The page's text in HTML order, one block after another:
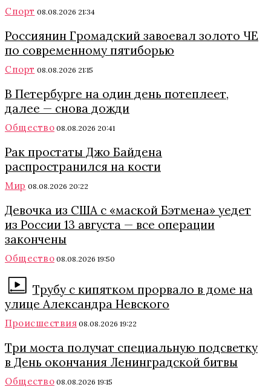
Спорт 08.08.2026 21:34
Россиянин Громадский завоевал золото ЧЕ
по современному пятиборью
Спорт 08.08.2026 21:15
В Петербурге на один день потеплеет,
далее — снова дожди
Общество 08.08.2026 20:41
Рак простаты Джо Байдена
распространился на кости
Мир 08.08.2026 20:22
Девочка из США с «маской Бэтмена» уедет
из России 13 августа — все операции
закончены
Общество 08.08.2026 19:50
Трубу с кипятком прорвало в доме на
улице Александра Невского
Происшествия 08.08.2026 19:22
Три моста получат специальную подсветку
в День окончания Ленинградской битвы
Общество 08.08.2026 19:15